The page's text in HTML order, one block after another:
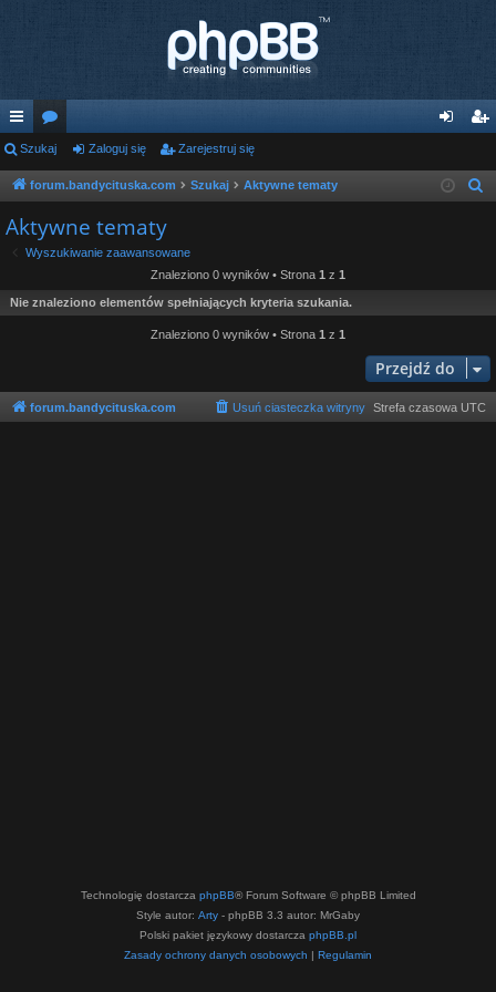
ię
ce
j
…
or
a og ej
si
Szukaj Zaloguj się Zarejestruj się
forum.bandycituska.com Szukaj Aktywne tematy
Aktywne tematy
Wyszukiwanie zaawansowane
Znaleziono 0 wyników • Strona 1 z 1
Nie znaleziono elementów spełniających kryteria szukania.
Znaleziono 0 wyników • Strona 1 z 1
Przejdź do
forum.bandycituska.com Strefa czasowa UTC
Usuń ciasteczka witryny
Technologię dostarcza phpBB® Forum Software © phpBB Limited
Style autor: Arty - phpBB 3.3 autor: MrGaby
Polski pakiet językowy dostarcza phpBB.pl
Zasady ochrony danych osobowych | Regulamin